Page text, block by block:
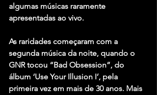
algumas músicas raramente
apresentadas ao vivo.
As raridades começaram com a
segunda música da noite, quando o
GNR tocou “Bad Obsession”, do
álbum ‘Use Your Illusion I’, pela
primeira vez em mais de 30 anos. Mais